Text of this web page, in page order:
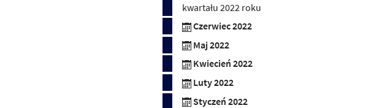
kwartału 2022 roku
Czerwiec 2022
Maj 2022
Kwiecień 2022
Luty 2022
Styczeń 2022